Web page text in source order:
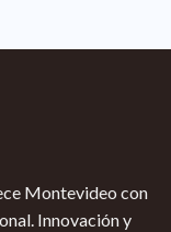
Montevideo con
Innovación y